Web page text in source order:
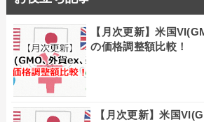
【月次更新】米国
の価格調整額比較！
【月次更新】米国